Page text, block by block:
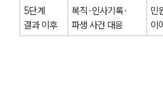
소식/자료
5단계
결과 이후
복직·인사기록·
파생 사건 대응
민
이